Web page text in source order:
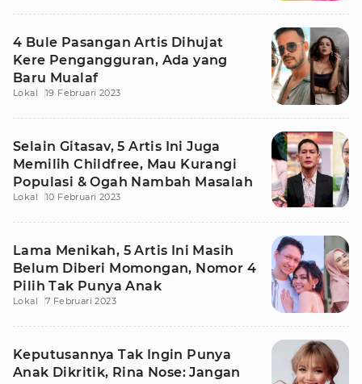
4 Bule Pasangan Artis Dihujat
Kere Pengangguran, Ada yang
Baru Mualaf
Lokal 19 Februari 2023
Selain Gitasav, 5 Artis Ini Juga
Memilih Childfree, Mau Kurangi
Populasi & Ogah Nambah Masalah
Lokal 10 Februari 2023
Lama Menikah, 5 Artis Ini Masih
Belum Diberi Momongan, Nomor 4
Pilih Tak Punya Anak
Lokal 7 Februari 2023
Keputusannya Tak Ingin Punya
Anak Dikritik, Rina Nose: Jangan